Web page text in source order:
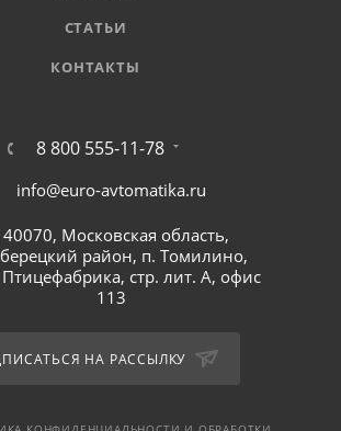
СТАТЬИ
КОНТАКТЫ
8 800 555-11-78
info@euro-avtomatika.ru
Московская область,
район, п. Томилино,
стр. лит. А, офис
113
НА РАССЫЛКУ